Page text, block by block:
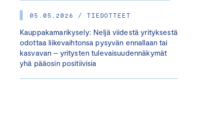
05.05.2026 / TIEDOTTEET
Kauppakamarikysely: Neljä viidestä yrityksestä
odottaa liikevaihtonsa pysyvän ennallaan tai
kasvavan – yritysten tulevaisuudennäkymät
yhä pääosin positiivisia